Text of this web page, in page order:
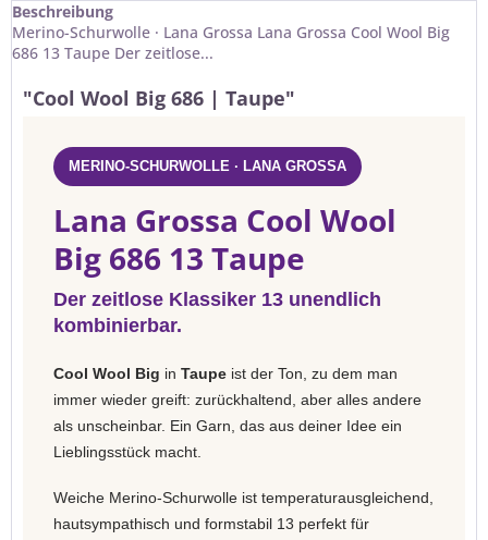
Beschreibung
Merino-Schurwolle · Lana Grossa Lana Grossa Cool Wool Big
686 13 Taupe Der zeitlose...
"Cool Wool Big 686 | Taupe"
MERINO-SCHURWOLLE · LANA GROSSA
Lana Grossa Cool Wool
Big 686 13 Taupe
Der zeitlose Klassiker 13 unendlich
kombinierbar.
Cool Wool Big in Taupe ist der Ton, zu dem man
immer wieder greift: zurückhaltend, aber alles andere
als unscheinbar. Ein Garn, das aus deiner Idee ein
Lieblingsstück macht.
Weiche Merino-Schurwolle ist temperaturausgleichend,
hautsympathisch und formstabil 13 perfekt für